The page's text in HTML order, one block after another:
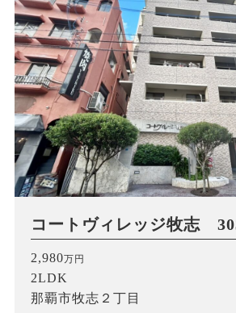
コートヴィレッジ牧志
2,980万円
2LDK
那覇市牧志２丁目